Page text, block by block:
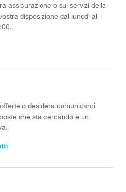
assicurazione o sui servizi della
disposizione dal lunedì al
o desidera comunicarci
che sta cercando e un